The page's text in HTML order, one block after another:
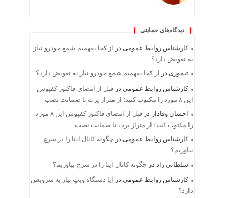
دیدگاه‌های حمایتی
کارشناس روابط عمومی در
از کجا بفهمیم شمع خودرو نیاز
به تعویض دارد؟
تیموری در
از کجا بفهمیم شمع خودرو نیاز به تعویض دارد؟
کارشناس روابط عمومی در قبل از امضای فاکتور کفپوش
این ۸ مورد را مکتوب کنید؛ از متراژ پرت تا ضمانت نصب
احسان وفادار در
قبل از امضای فاکتور کفپوش این ۸ مورد
را مکتوب کنید؛ از متراژ پرت تا ضمانت نصب
کارشناس روابط عمومی در چگونه کانال ایتا را در سرچ
بیاوریم؟
سلطانی راد در چگونه کانال ایتا را در سرچ بیاوریم؟
کارشناس روابط عمومی در
آیا دستگاه ویپ نیاز به سرویس
دارد؟